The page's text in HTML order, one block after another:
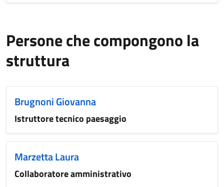
Persone che compongono la
struttura
Brugnoni Giovanna
Istruttore tecnico paesaggio
Marzetta Laura
Collaboratore amministrativo